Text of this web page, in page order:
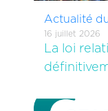
Actualité
16 juillet 2026
La loi